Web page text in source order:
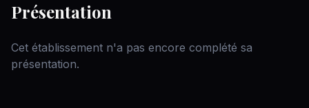
Présentation
Cet établissement n'a pas encore complété sa
présentation.